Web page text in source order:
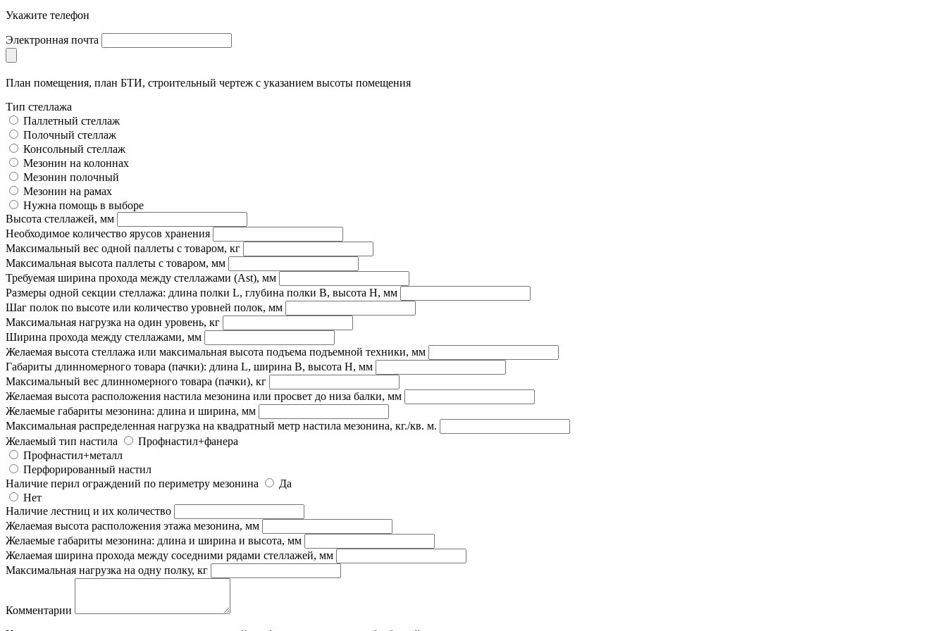
Укажите телефон
Электронная почта
План помещения, план БТИ, строительный чертеж с указанием высоты помещения
Тип стеллажа
Паллетный стеллаж
Полочный стеллаж
Консольный стеллаж
Мезонин на колоннах
Мезонин полочный
Мезонин на рамах
Нужна помощь в выборе
Высота стеллажей, мм
Необходимое количество ярусов хранения
Максимальный вес одной паллеты с товаром, кг
Максимальная высота паллеты с товаром, мм
Требуемая ширина прохода между стеллажами (Ast), мм
Размеры одной секции стеллажа: длина полки L, глубина полки B, высота H, мм
Шаг полок по высоте или количество уровней полок, мм
Максимальная нагрузка на один уровень, кг
Ширина прохода между стеллажами, мм
Желаемая высота стеллажа или максимальная высота подъема подъемной техники, мм
Габариты длинномерного товара (пачки): длина L, ширина B, высота H, мм
Максимальный вес длинномерного товара (пачки), кг
Желаемая высота расположения настила мезонина или просвет до низа балки, мм
Желаемые габариты мезонина: длина и ширина, мм
Максимальная распределенная нагрузка на квадратный метр настила мезонина, кг./кв. м.
Желаемый тип настила
Профнастил+фанера
Профнастил+металл
Перфорированный настил
Наличие перил ограждений по периметру мезонина
Да
Нет
Наличие лестниц и их количество
Желаемая высота расположения этажа мезонина, мм
Желаемые габариты мезонина: длина и ширина и высота, мм
Желаемая ширина прохода между соседними рядами стеллажей, мм
Максимальная нагрузка на одну полку, кг
Комментарии